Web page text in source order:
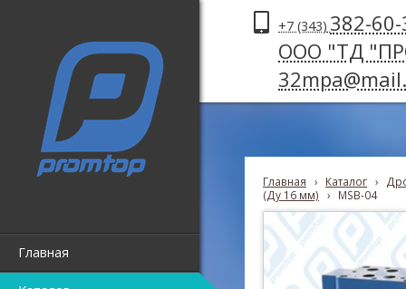
Главная
+7 (343) 382-
ООО "ТД
Главная › Каталог ›
(Ду 16 мм)
› MSB-04